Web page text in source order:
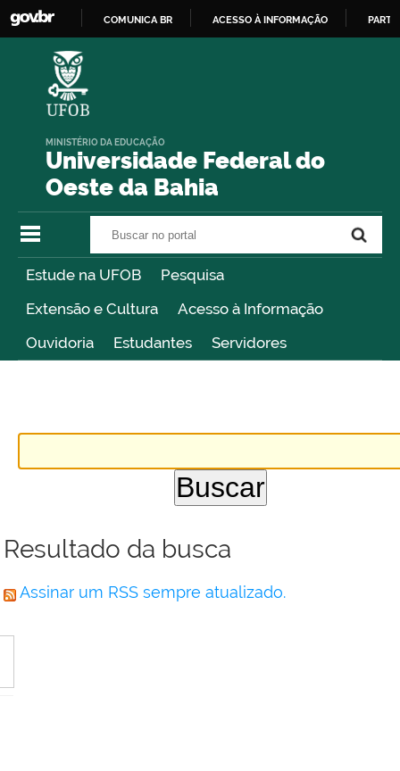
COMUNICA BR ACESSO À INFORMAÇÃO
Universidade Federal do
Oeste da Bahia
MINISTÉRIO DA EDUCAÇÃO
Estude na UFOB
Pesquisa
Extensão e Cultura
Acesso à Informação
Ouvidoria
Estudantes Servidores
Resultado da busca
Assinar um RSS sempre atualizado.